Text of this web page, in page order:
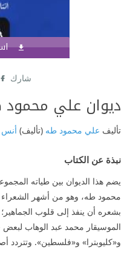
شارك
ديوان علي
تأليف علي محمود طه (تأليف)
نبذة عن الكتاب
يضم هذا الديوان بين طياته
محمود طه، وهو من أشهر
بشعره أن ينفذ إلى قلوب
الموسيقار محمد عبد الوهاب لبعض
و«كليوبترا» و«فلسطين». وتتردد